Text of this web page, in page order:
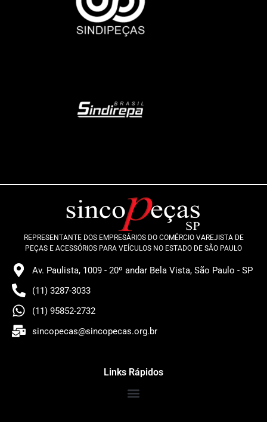
REPRESENTANTE DOS EMPRESÁRIOS DO COMÉRCIO VAREJISTA DE
PEÇAS E ACESSÓRIOS PARA VEÍCULOS NO ESTADO DE SÃO PAULO
Av. Paulista, 1009 - 20º andar Bela Vista, São Paulo - SP
(11) 3287-3033
(11) 95852-2732
sincopecas@sincopecas.org.br
Links Rápidos